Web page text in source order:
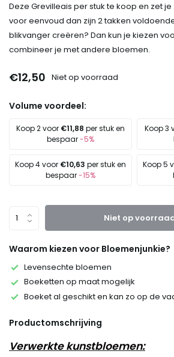
Deze Grevilleais per stuk te koop en zet
voor eenvoud dan zijn 2 takken
blikvanger creëren? Dan kun je kiezen
combineer je met andere bloemen.
€12,50 Niet op voorraad
Volume voordeel:
Koop 2 voor €11,88 per stuk en
bespaar-5%
Koop 3
Koop 4 voor €10,63 per stuk en
bespaar-15%
Koop 5
Niet op
Waarom kiezen voor Bloemenjunkie?
Levensechte bloemen
Boeketten op maat mogelijk
Boeket al geschikt en kan zo op de
Productomschrijving
Verwerkte kunstbloemen: